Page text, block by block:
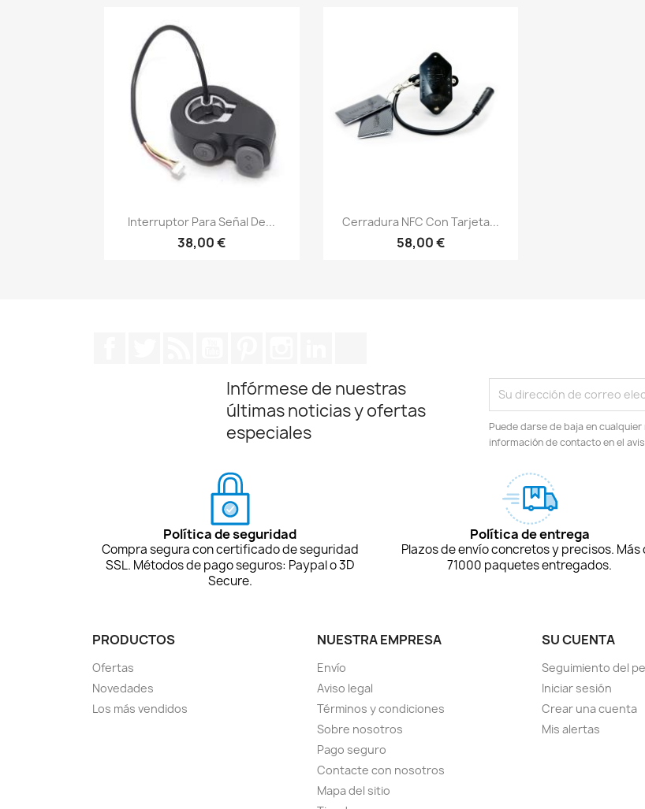
Vista rápida
Interruptor Para Señal De...
38,00 €
Vista rápida
Cerradura NFC Con Tarjeta...
58,00 €
Infórmese de nuestras
últimas noticias y ofertas
especiales
Puede darse de baja en
información de contacto en el
Política de seguridad
Compra segura con certificado de seguridad
SSL. Métodos de pago seguros: Paypal o 3D
Secure.
Política de entrega
Plazos de envío concretos y precisos. Más
71000 paquetes entregados.
PRODUCTOS
Ofertas
Novedades
Los más vendidos
NUESTRA EMPRESA
Envío
Aviso legal
Términos y condiciones
Sobre nosotros
Pago seguro
Contacte con nosotros
Mapa del sitio
SU CUENTA
Seguimiento del
Iniciar sesión
Crear una cuenta
Mis alertas